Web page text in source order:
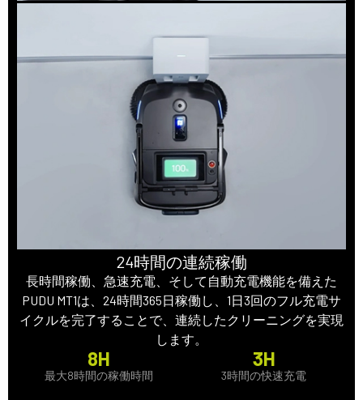
24時間の連続稼働
長時間稼働、急速充電、そして自動充電機能を備えた
PUDU MT1は、24時間365日稼働し、1日3回のフル充電サ
イクルを完了することで、連続したクリーニングを実現
します。
8H
最大8時間の稼働時間
3H
3時間の快速充電